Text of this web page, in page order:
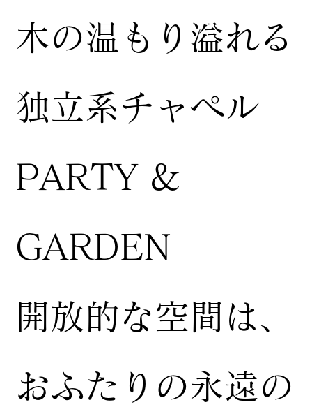
木の温もり溢れる
独立系チャペル
PARTY &
GARDEN
開放的な空間は、
おふたりの永遠の